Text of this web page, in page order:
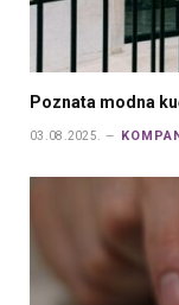
Poznata modna
03.08.2025.